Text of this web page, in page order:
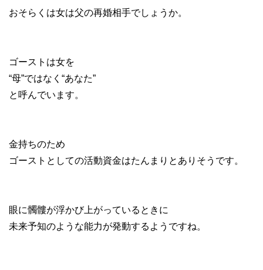
おそらくは女は父の再婚相手でしょうか。
ゴーストは女を
“母”ではなく“あなた”
と呼んでいます。
金持ちのため
ゴーストとしての活動資金はたんまりとありそうです。
眼に髑髏が浮かび上がっているときに
未来予知のような能力が発動するようですね。